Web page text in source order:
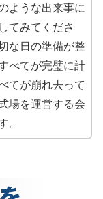
ような出来事に
てみてくださ
な日の準備が整
べてが完璧に計
てが崩れ去って
場を運営する会
。